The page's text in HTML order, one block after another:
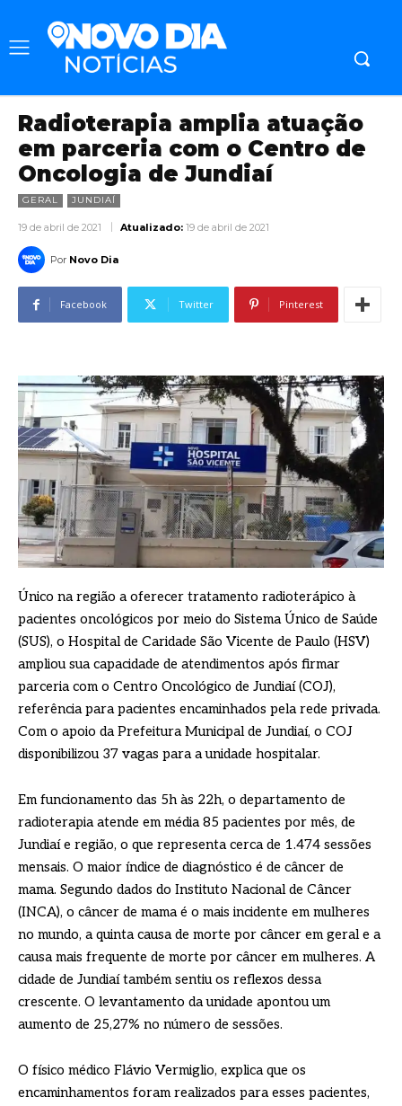
Radioterapia amplia atuação
em parceria com o Centro de
Oncologia de Jundiaí
GERAL JUNDIAÍ
19 de abril de 2021 Atualizado: 19 de abril de 2021
Por Novo Dia
Facebook Twitter Pinterest
Único na região a oferecer tratamento radioterápico à
pacientes oncológicos por meio do Sistema Único de Saúde
(SUS), o Hospital de Caridade São Vicente de Paulo (HSV)
ampliou sua capacidade de atendimentos após firmar
parceria com o Centro Oncológico de Jundiaí (COJ),
referência para pacientes encaminhados pela rede privada.
Com o apoio da Prefeitura Municipal de Jundiaí, o COJ
disponibilizou 37 vagas para a unidade hospitalar.
Em funcionamento das 5h às 22h, o departamento de
radioterapia atende em média 85 pacientes por mês, de
Jundiaí e região, o que representa cerca de 1.474 sessões
mensais. O maior índice de diagnóstico é de câncer de
mama. Segundo dados do Instituto Nacional de Câncer
(INCA), o câncer de mama é o mais incidente em mulheres
no mundo, a quinta causa de morte por câncer em geral e a
causa mais frequente de morte por câncer em mulheres. A
cidade de Jundiaí também sentiu os reflexos dessa
crescente. O levantamento da unidade apontou um
aumento de 25,27% no número de sessões.
O físico médico Flávio Vermiglio, explica que os
encaminhamentos foram realizados para esses pacientes,